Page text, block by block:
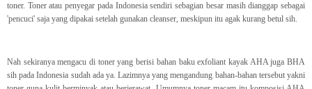
toner. Toner atau penyegar pada Indonesia sendiri sebagian besar masih dianggap sebagai
'pencuci' saja yang dipakai setelah gunakan cleanser, meskipun itu agak kurang betul sih.
Nah sekiranya mengacu di toner yang berisi bahan baku exfoliant kayak AHA juga BHA
sih pada Indonesia sudah ada ya. Lazimnya yang mengandung bahan-bahan tersebut yakni